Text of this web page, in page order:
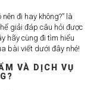
đi hay không?” là
giải đáp câu hỏi được
hãy cùng đi tìm hiểu
bài viết dưới đây nhé!
VÀ DỊCH VỤ